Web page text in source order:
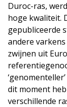
Duroc-ras,
hoge kwaliteit.
gepubliceerde
andere
zwijnen uit
dit moment
verschillende